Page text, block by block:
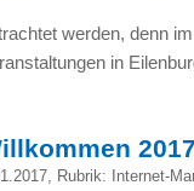
werden, denn
in
, Rubrik: Internet-